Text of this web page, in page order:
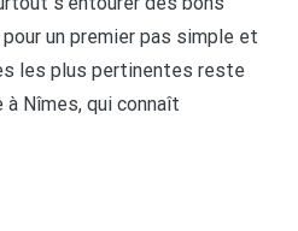
un premier pas simple et
les plus pertinentes reste
Nîmes, qui connaît